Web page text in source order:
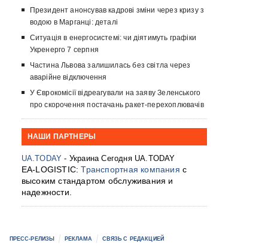
Президент анонсував кадрові зміни через кризу з
водою в Марганці: деталі
Ситуація в енергосистемі: чи діятимуть графіки
Укренерго 7 серпня
Частина Львова залишилась без світла через
аварійне відключення
У Єврокомісії відреагували на заяву Зеленського
про скорочення постачань ракет-перехоплювачів
НАШИ ПАРТНЕРЫ
UA.TODAY - Украина Сегодня UA.TODAY
EA-LOGISTIC:Транспортная компания с
высоким стандартом обслуживания и
надежности.
ПРЕСС-РЕЛИЗЫ РЕКЛАМА СВЯЗЬ С РЕДАКЦИЕЙ